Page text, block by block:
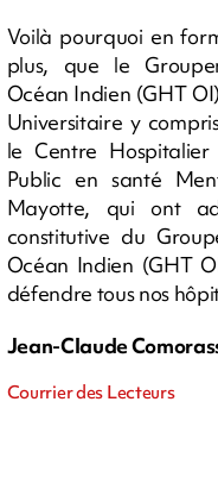
Voilà pourquoi en
plus, que le
Océan Indien (GHT
Universitaire y
le Centre Hospitalier
Public en santé
Mayotte, qui ont
constitutive du
Océan Indien (GHT
défendre tous nos
Jean-Claude
Courrier des Lecteurs